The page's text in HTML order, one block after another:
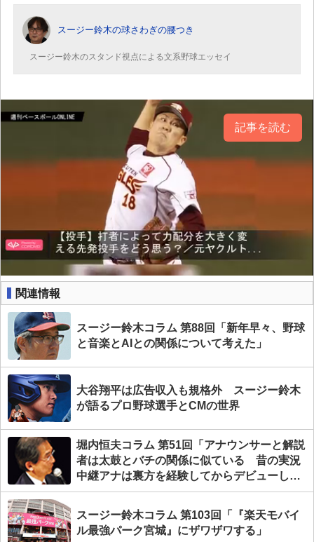
スージー鈴木の球さわぎの腰つき
スージー鈴木のスタンド視点による文系野球エッセイ
記事を読む
関連情報
スージー鈴木コラム 第88回「新年早々、野球
と音楽とAIとの関係について考えた」
大谷翔平は広告収入も規格外 スージー鈴木
が語るプロ野球選手とCMの世界
堀内恒夫コラム 第51回「アナウンサーと解説
者は太鼓とバチの関係に似ている 昔の実況
中継アナは裏方を経験してからデビューし
た」
スージー鈴木コラム 第103回「『楽天モバイ
ル最強パーク宮城』にザワザワする」